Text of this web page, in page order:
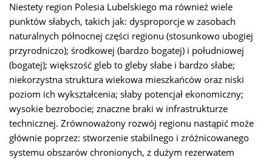
Niestety region Polesia Lubelskiego ma również wiele
punktów słabych, takich jak: dysproporcje w zasobach
naturalnych północnej części regionu (stosunkowo ubogiej
przyrodniczo); środkowej (bardzo bogatej) i południowej
(bogatej); większość gleb to gleby słabe i bardzo słabe;
niekorzystna struktura wiekowa mieszkańców oraz niski
poziom ich wykształcenia; słaby potencjał ekonomiczny;
wysokie bezrobocie; znaczne braki w infrastrukturze
technicznej. Zrównoważony rozwój regionu nastąpić może
głównie poprzez: stworzenie stabilnego i zróżnicowanego
systemu obszarów chronionych, z dużym rezerwatem